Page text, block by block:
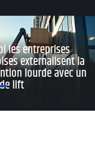
les entreprises
externalisent la
lourde avec un
lift